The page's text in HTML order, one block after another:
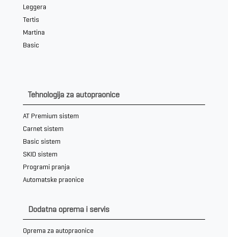
Leggera
Tertis
Martina
Basic
Tehnologija za autopraonice
AT Premium sistem
Carnet sistem
Basic sistem
SKID sistem
Programi pranja
Automatske praonice
Dodatna oprema i servis
Oprema za autopraonice